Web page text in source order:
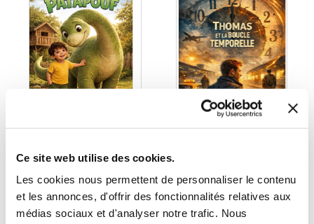
Ce site web utilise des cookies.
Les cookies nous permettent de personnaliser le contenu
et les annonces, d'offrir des fonctionnalités relatives aux
médias sociaux et d'analyser notre trafic. Nous
(0 avis)
Sébastien HURTEL
ISAAC ET LE SECRET
THOMAS ET LA